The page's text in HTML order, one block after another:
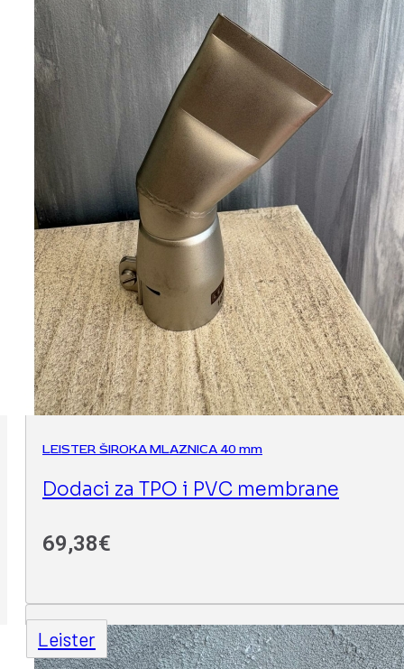
LEISTER ŠIROKA MLAZNICA 40 mm
Dodaci za TPO i PVC membrane
69,38€
Leister